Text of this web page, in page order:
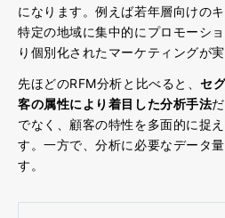
になります。例えば若年層向けの
特定の地域に集中的にプロモーシ
り個別化されたマーケティングが
先ほどのRFM分析と比べると、セ
客の属性により着目した分析手法
でなく、顧客の特性を多面的に捉
す。一方で、分析に必要なデータ
す。